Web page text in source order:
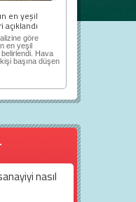
en yeşil
göre
en yeşil
Hava
başına düşen
nasıl